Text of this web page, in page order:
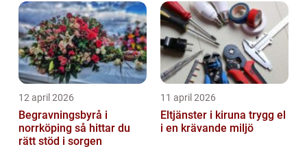
12 april 2026
Begravningsbyrå i
norrköping så hittar du
rätt stöd i sorgen
11 april 2026
Eltjänster i kiruna trygg el
i en krävande miljö